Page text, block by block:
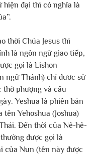
hiện đại thì có nghĩa là
thời Chúa Jesus thì
là ngôn ngữ giao tiếp,
gọi là Lishon
ngữ Thánh) chỉ đươc sử
thờ phượng và cầu
Yeshua là phiên bản
tên Yehoshua (Joshua)
Đến thời của Nê-hê-
được gọi là
của Nun (tên này được